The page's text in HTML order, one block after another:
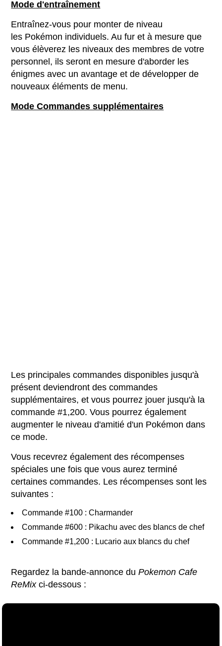
Mode d'entraînement
Entraînez-vous pour monter de niveau
les Pokémon individuels. Au fur et à mesure que
vous élèverez les niveaux des membres de votre
personnel, ils seront en mesure d'aborder les
énigmes avec un avantage et de développer de
nouveaux éléments de menu.
Mode Commandes supplémentaires
Les principales commandes disponibles jusqu'à
présent deviendront des commandes
supplémentaires, et vous pourrez jouer jusqu'à la
commande #1,200. Vous pourrez également
augmenter le niveau d'amitié d'un Pokémon dans
ce mode.
Vous recevrez également des récompenses
spéciales une fois que vous aurez terminé
certaines commandes. Les récompenses sont les
suivantes :
Commande #100 : Charmander
Commande #600 : Pikachu avec des blancs de chef
Commande #1,200 : Lucario aux blancs du chef
Regardez la bande-annonce duPokemon Cafe
ReMixci-dessous :